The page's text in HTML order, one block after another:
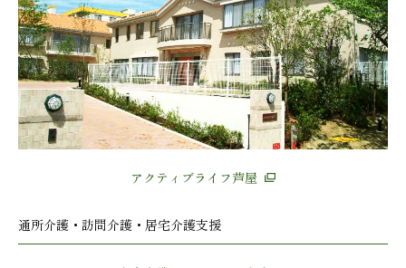
アクティブライフ芦屋
通所介護・訪問介護・居宅介護支援